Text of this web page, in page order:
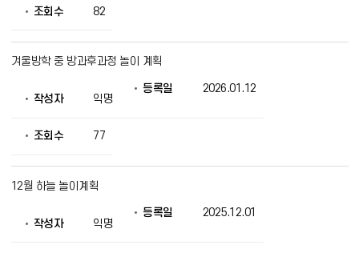
조회수 82
겨울방학 중 방과후과정 놀이 계획
작성자 익명
등록일 2026.01.12
조회수 77
12월 하늘 놀이계획
작성자 익명
등록일 2025.12.01